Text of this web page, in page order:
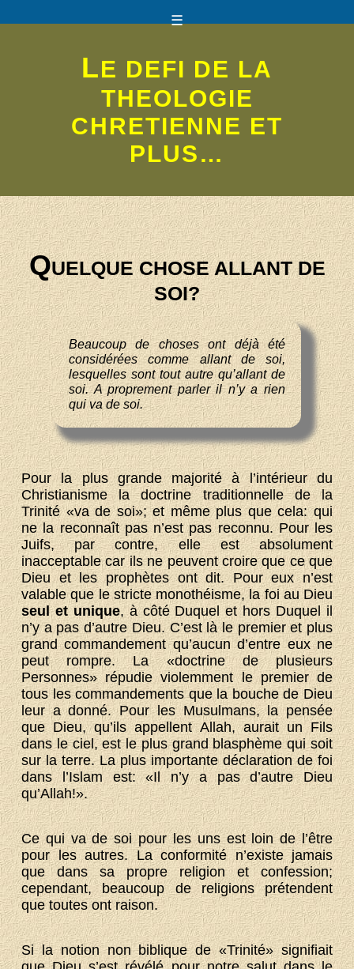
☰
LE DEFI DE LA
THEOLOGIE
CHRETIENNE ET
PLUS…
QUELQUE CHOSE ALLANT DE
SOI?
Beaucoup de choses ont déjà été
considérées comme allant de soi,
lesquelles sont tout autre qu’allant de
soi. A proprement parler il n’y a rien
qui va de soi.
Pour la plus grande majorité à l’intérieur du
Christianisme la doctrine traditionnelle de la
Trinité «va de soi»; et même plus que cela: qui
ne la reconnaît pas n’est pas reconnu. Pour les
Juifs, par contre, elle est absolument
inacceptable car ils ne peuvent croire que ce que
Dieu et les prophètes ont dit. Pour eux n’est
valable que le stricte monothéisme, la foi au Dieu
seul et unique, à côté Duquel et hors Duquel il
n’y a pas d’autre Dieu. C’est là le premier et plus
grand commandement qu’aucun d’entre eux ne
peut rompre. La «doctrine de plusieurs
Personnes» répudie violemment le premier de
tous les commandements que la bouche de Dieu
leur a donné. Pour les Musulmans, la pensée
que Dieu, qu’ils appellent Allah, aurait un Fils
dans le ciel, est le plus grand blasphème qui soit
sur la terre. La plus importante déclaration de foi
dans l’Islam est: «Il n’y a pas d’autre Dieu
qu’Allah!».
Ce qui va de soi pour les uns est loin de l’être
pour les autres. La conformité n’existe jamais
que dans sa propre religion et confession;
cependant, beaucoup de religions prétendent
que toutes ont raison.
Si la notion non biblique de «Trinité» signifiait